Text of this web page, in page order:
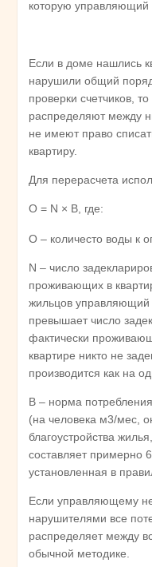
которую управляющий
Если в доме нашлись
нарушили общий
проверки счетчиков,
распределяют между
не имеют право
квартиру.
Для перерасчета
О = N × В, где:
О – количесто воды к
N – число
проживающих в
жильцов управляющий
превышает число
фактически
квартире никто не
производится как на
В – норма
(на человека м3/мес,
благоустройства
составляет примерно
установленная в
Если управляющему
нарушителями все
распределяет между
обычной методике.